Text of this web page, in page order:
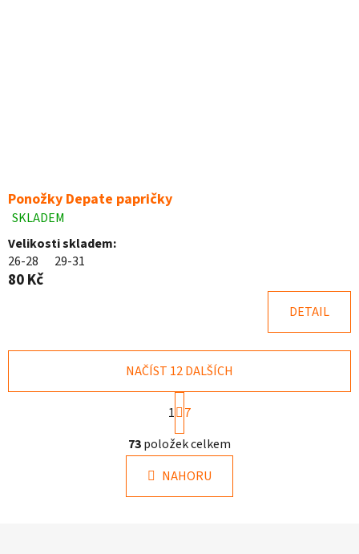
Ponožky Depate papričky
Průměrné
hodnocení
produktu
je
5,0
SKLADEM
Velikosti skladem:
26-28
29-31
80 Kč
DETAIL
O
v
á
d
NAČÍST 12 DALŠÍCH
S
t
r
á
n
k
1
7
73položek celkem
NAHORU